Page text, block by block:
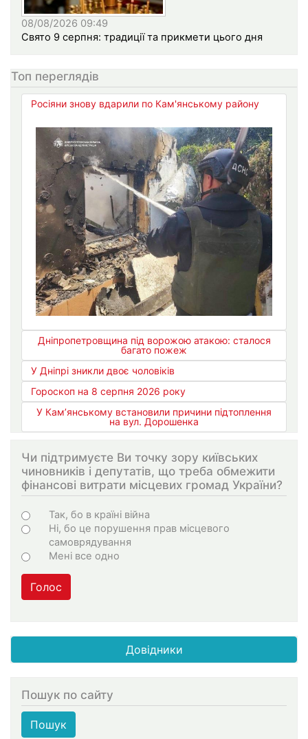
08/08/2026 09:49
Свято 9 серпня: традиції та прикмети цього дня
Топ переглядів
Росіяни знову вдарили по Кам'янському району
Дніпропетровщина під ворожою атакою: сталося
багато пожеж
У Дніпрі зникли двоє чоловіків
Гороскоп на 8 серпня 2026 року
У Кам’янському встановили причини підтоплення
на вул. Дорошенка
Чи підтримуєте Ви точку зору київських
чиновників і депутатів, що треба обмежити
фінансові витрати місцевих громад України?
Варіанти
Так, бо в країні війна
Ні, бо це порушення прав місцевого
самоврядування
Мені все одно
Голос
Довідники
Пошук по сайту
Пошук